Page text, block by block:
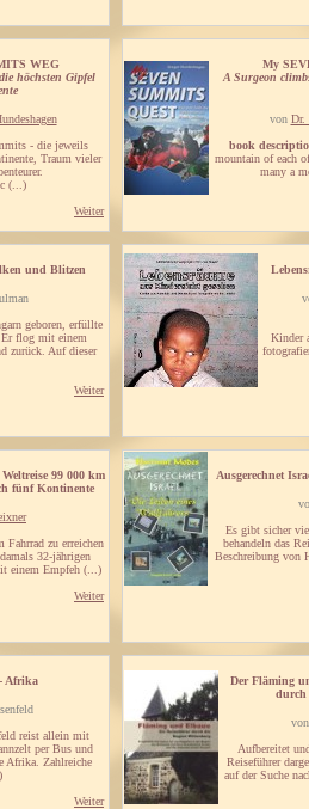
WEG
höchsten Gipfel
- die jeweils
Traum vieler
(...)
Weiter
My
A Surgeon
von Dr.
book
mountain of each
many a
und Blitzen
geboren, erfüllte
Er flog mit einem
zurück. Auf dieser
Weiter
Kinder
99 000 km
fünf Kontinente
zu erreichen
32-jährigen
einem Empfeh (...)
Weiter
Ausgerechnet
Es gibt sicher
behandeln das
Beschreibung von
Afrika
reist allein mit
per Bus und
Afrika. Zahlreiche
Weiter
Der Fläming
durch
Aufbereitet
Reiseführer
auf der Suche